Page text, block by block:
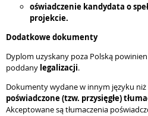
oświadczenie kandydata o
projekcie.
Dodatkowe dokumenty
Dyplom uzyskany poza Polską
poddany legalizacji.
Dokumenty wydane w innym języku niż
poświadczone (tzw. przysięgłe)
Akceptowane są tłumaczenia